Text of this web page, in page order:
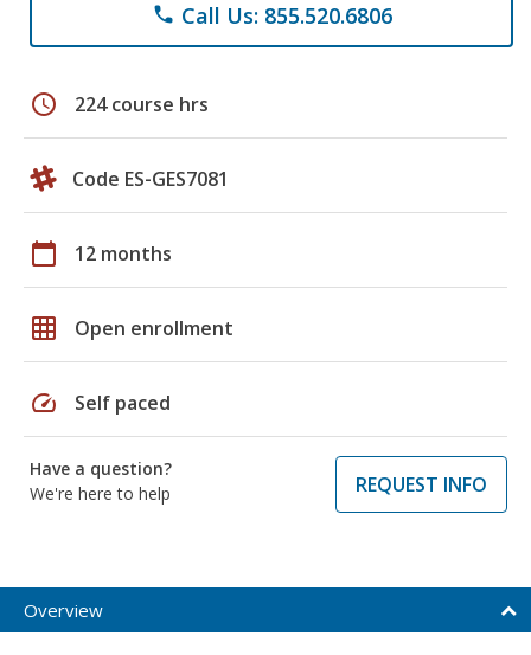
phone Call Us: 855.520.6806
schedule 224 course hrs
Code ES-GES7081
calendar_today 12 months
grid_on Open enrollment
speed Self paced
Have a question?
We're here to help
REQUEST INFO
Overview